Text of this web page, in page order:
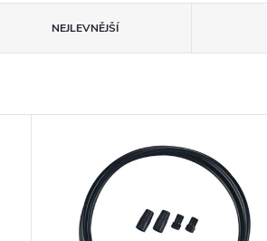
NEJLEVNĚJŠÍ